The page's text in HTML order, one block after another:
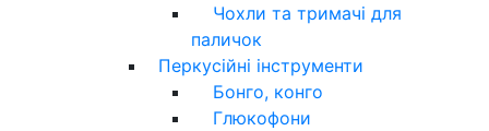
Чохли та тримачі для
паличок
Перкусійні інструменти
Бонго, конго
Глюкофони